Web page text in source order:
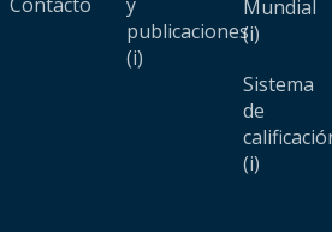
publicaciones
(i)
Mundial
(i)
Sistema
de
(i)